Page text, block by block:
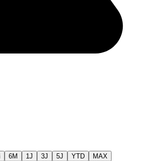
6M 1J 3J 5J YTD MAX